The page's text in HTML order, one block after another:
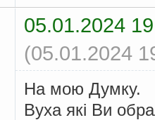
05.01.2024
(05.01.2024
На мою Думку.
Вуха які Ви